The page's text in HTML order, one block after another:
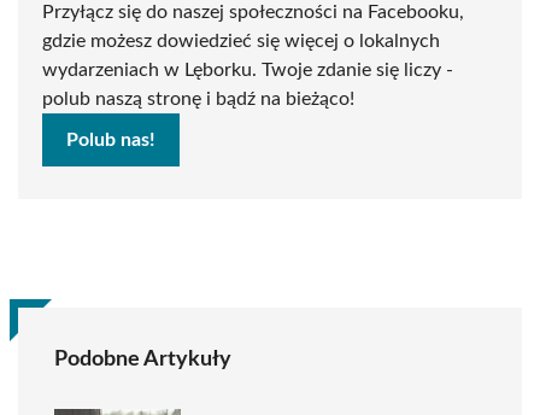
Przyłącz się do naszej społeczności na Facebooku,
gdzie możesz dowiedzieć się więcej o lokalnych
wydarzeniach w Lęborku. Twoje zdanie się liczy -
polub naszą stronę i bądź na bieżąco!
Polub nas!
Podobne Artykuły